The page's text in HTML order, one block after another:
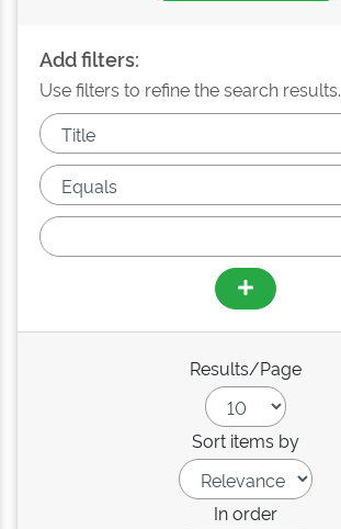
Add filters:
Use filters to refine the search results.
Results/Page
Sort items by
In order